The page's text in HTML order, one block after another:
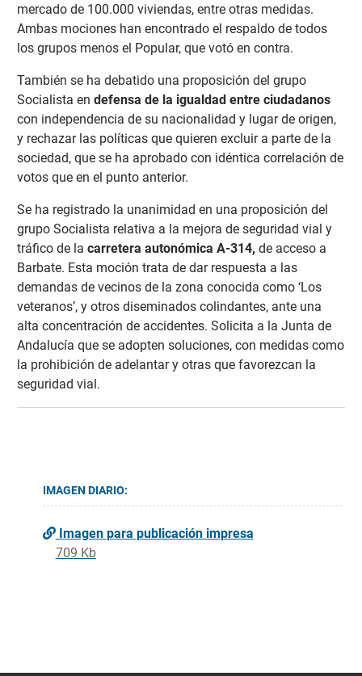
mercado de 100.000 viviendas, entre otras medidas.
Ambas mociones han encontrado el respaldo de todos
los grupos menos el Popular, que votó en contra.
También se ha debatido una proposición del grupo
Socialista en defensa de la igualdad entre ciudadanos
con independencia de su nacionalidad y lugar de origen,
y rechazar las políticas que quieren excluir a parte de la
sociedad, que se ha aprobado con idéntica correlación de
votos que en el punto anterior.
Se ha registrado la unanimidad en una proposición del
grupo Socialista relativa a la mejora de seguridad vial y
tráfico de la carretera autonómica A-314, de acceso a
Barbate. Esta moción trata de dar respuesta a las
demandas de vecinos de la zona conocida como ‘Los
veteranos’, y otros diseminados colindantes, ante una
alta concentración de accidentes. Solicita a la Junta de
Andalucía que se adopten soluciones, con medidas como
la prohibición de adelantar y otras que favorezcan la
seguridad vial.
IMAGEN DIARIO:
Imagen para publicación impresa
709 Kb